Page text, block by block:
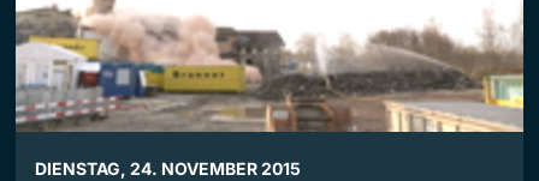
DIENSTAG, 24. NOVEMBER 2015